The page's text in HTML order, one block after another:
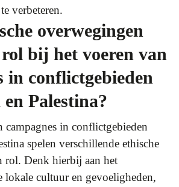
verbeteren.
overwegingen
rol bij het voeren van
in conflictgebieden
en Palestina?
campagnes in conflictgebieden
spelen verschillende ethische
rol. Denk hierbij aan het
lokale cultuur en gevoeligheden,